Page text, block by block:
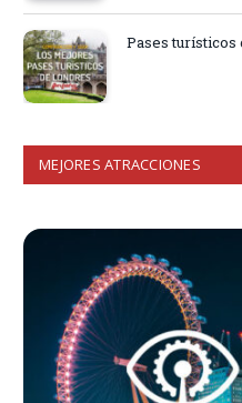
Pases turísticos
MEJORES ATRACCIONES